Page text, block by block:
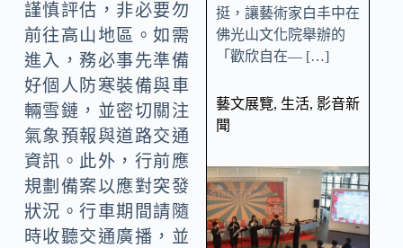
謹慎評估，非必要勿
前往高山地區。如需
進入，務必事先準備
好個人防寒裝備與車
輛雪鏈，並密切關注
氣象預報與道路交通
資訊。此外，行前應
規劃備案以應對突發
狀況。行車期間請隨
時收聽交通廣播，並
挺，讓藝術家白丰中在
佛光山文化院舉辦的
「歡欣自在— […]
藝文展覽, 生活, 影音新
聞